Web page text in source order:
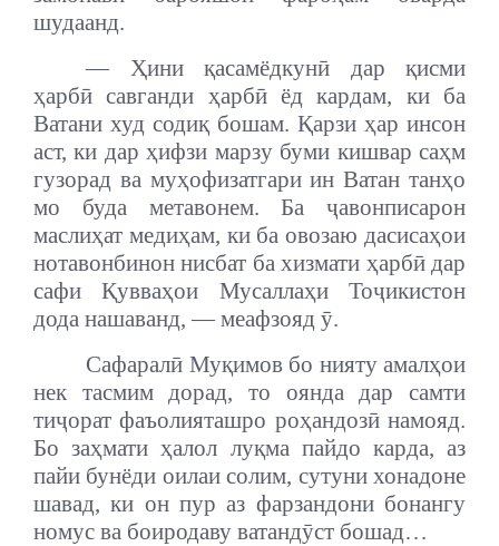
шудаанд.
— Ҳини қасамёдкунӣ дар қисми
ҳарбӣ савганди ҳарбӣ ёд кардам, ки ба
Ватани худ содиқ бошам. Қарзи ҳар инсон
аст, ки дар ҳифзи марзу буми кишвар саҳм
гузорад ва муҳофизатгари ин Ватан танҳо
мо буда метавонем. Ба ҷавонписарон
маслиҳат медиҳам, ки ба овозаю дасисаҳои
нотавонбинон нисбат ба хизмати ҳарбӣ дар
сафи Қувваҳои Мусаллаҳи Тоҷикистон
дода нашаванд, — меафзояд ӯ.
Сафаралӣ Муқимов бо нияту амалҳои
нек тасмим дорад, то оянда дар самти
тиҷорат фаъолияташро роҳандозӣ намояд.
Бо заҳмати ҳалол луқма пайдо карда, аз
пайи бунёди оилаи солим, сутуни хонадоне
шавад, ки он пур аз фарзандони бонангу
номус ва боиродаву ватандӯст бошад…